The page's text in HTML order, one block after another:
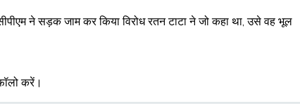
ने सड़क जाम कर किया विरोध रतन टाटा ने जो कहा था, उसे वह भूल
करें।